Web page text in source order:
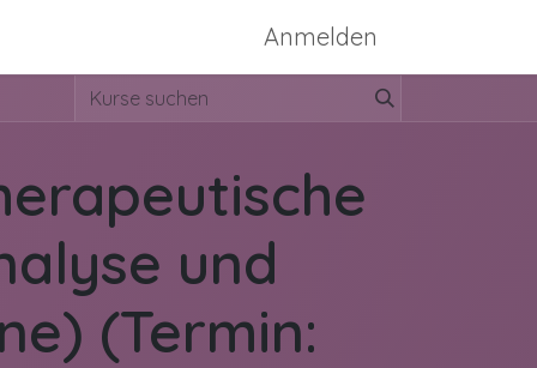
Anmelden
und
(Termin: